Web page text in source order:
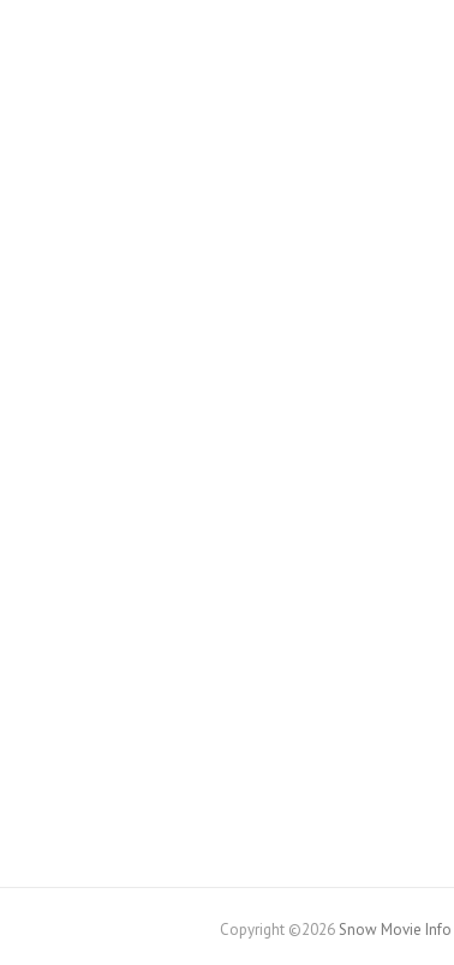
Copyright ©2026 Snow Movie Info